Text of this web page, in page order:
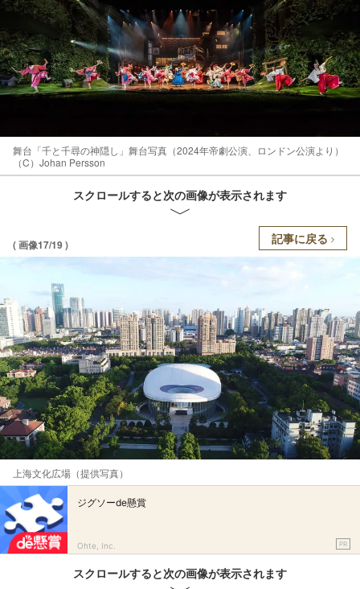
舞台「千と千尋の神隠し」舞台写真（2024年帝劇公演、ロンドン公演より）
（C）Johan Persson
スクロールすると次の画像が表示されます
( 画像17/19 ) 記事に戻る
上海文化広場（提供写真）
ジグソーde懸賞
Ohte, Inc. PR
スクロールすると次の画像が表示されます